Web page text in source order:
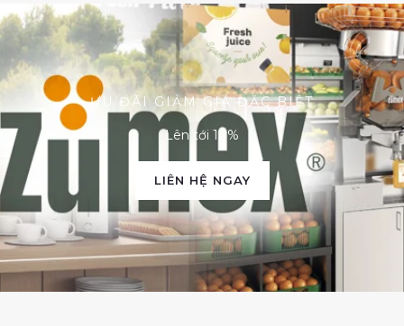
ƯU ĐÃI GIẢM GIÁ ĐẶC BIỆT
Lên tới 10%
LIÊN HỆ NGAY